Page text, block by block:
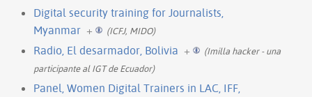
Digital security training for Journalists,
Myanmar + (ICFJ, MIDO)
Radio, El desarmador, Bolivia +
(Imilla hacker - una
participante al IGT de Ecuador)
Panel, Women Digital Trainers in LAC, IFF,